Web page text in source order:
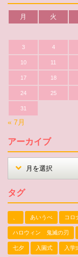
月 火
3 4
10 11
17 18
24 25
31
« 7月
アーカイブ
タグ
あいうべ コ
ハロウィン 鬼滅の刃
七夕 入園式 入学